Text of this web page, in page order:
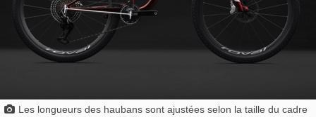
Les longueurs des haubans sont ajustées selon la taille du cadre